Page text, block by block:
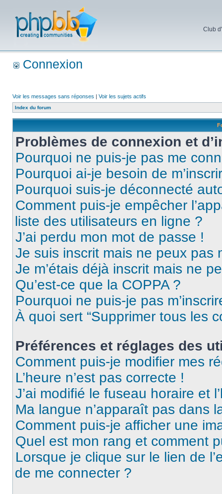
Club
Connexion
Voir les messages sans réponses | Voir les sujets actifs
Index du forum
Problèmes de connexion et
Pourquoi ne puis-je pas me
Pourquoi ai-je besoin de
Pourquoi suis-je déconnecté
Comment puis-je empêcher
liste des utilisateurs en ligne ?
J’ai perdu mon mot de passe !
Je suis inscrit mais ne peux pas
Je m’étais déjà inscrit mais ne
Qu’est-ce que la COPPA ?
Pourquoi ne puis-je pas
À quoi sert “Supprimer tous les
Préférences et réglages des
Comment puis-je modifier mes
L’heure n’est pas correcte !
J’ai modifié le fuseau horaire et
Ma langue n’apparaît pas dans
Comment puis-je afficher une
Quel est mon rang et comment
Lorsque je clique sur le lien de
de me connecter ?